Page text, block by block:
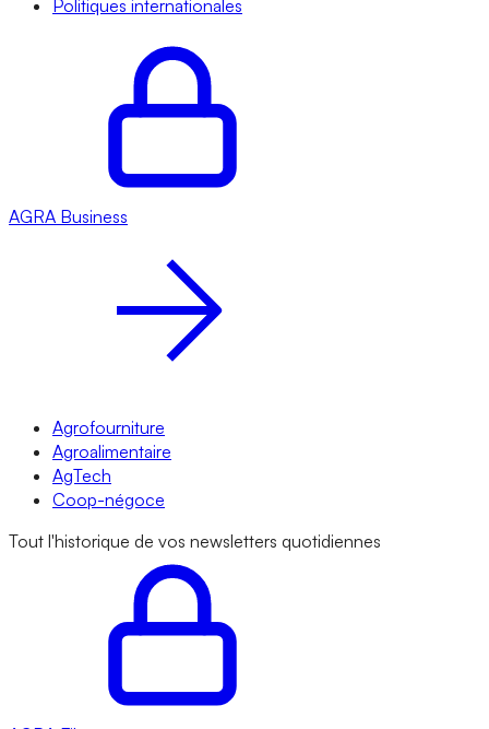
Politiques internationales
AGRA Business
Agrofourniture
Agroalimentaire
AgTech
Coop-négoce
Tout l'historique de vos newsletters quotidiennes